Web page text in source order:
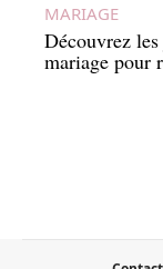
MARIAGE
Découvrez
mariage pour